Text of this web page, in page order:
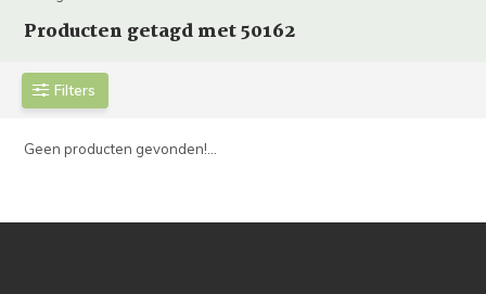
Producten getagd met 50162
Filters
Geen producten gevonden!...